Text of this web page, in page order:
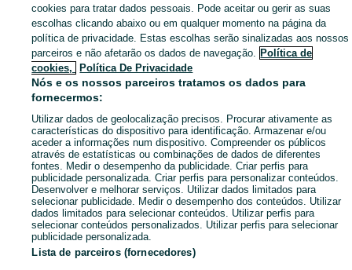
cookies para tratar dados pessoais. Pode aceitar ou gerir as suas
escolhas clicando abaixo ou em qualquer momento na página da
política de privacidade. Estas escolhas serão sinalizadas aos nossos
parceiros e não afetarão os dados de navegação. Política de
cookies,
Política De Privacidade
Nós e os nossos parceiros tratamos os dados para
fornecermos:
Utilizar dados de geolocalização precisos. Procurar ativamente as
características do dispositivo para identificação. Armazenar e/ou
aceder a informações num dispositivo. Compreender os públicos
através de estatísticas ou combinações de dados de diferentes
fontes. Medir o desempenho da publicidade. Criar perfis para
publicidade personalizada. Criar perfis para personalizar conteúdos.
Desenvolver e melhorar serviços. Utilizar dados limitados para
selecionar publicidade. Medir o desempenho dos conteúdos. Utilizar
dados limitados para selecionar conteúdos. Utilizar perfis para
selecionar conteúdos personalizados. Utilizar perfis para selecionar
publicidade personalizada.
Lista de parceiros (fornecedores)